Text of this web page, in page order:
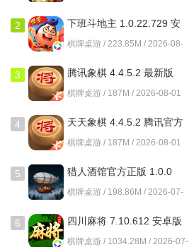
2
下班斗地主 1.0.22.729 安
卓版
棋牌桌游 / 223.85M / 2026-08-
3 腾讯象棋 4.4.5.2 最新版
棋牌桌游 / 187M / 2026-08-01
4
天天象棋 4.4.5.2 腾讯官方
版
棋牌桌游 / 187M / 2026-08-01
5
猎人酒馆官方正版 1.0.0
1.0.0 安卓版
棋牌桌游 / 198.86M / 2026-07-
6 四川麻将 7.10.612 安卓版
棋牌桌游 / 1034.28M / 2026-07-